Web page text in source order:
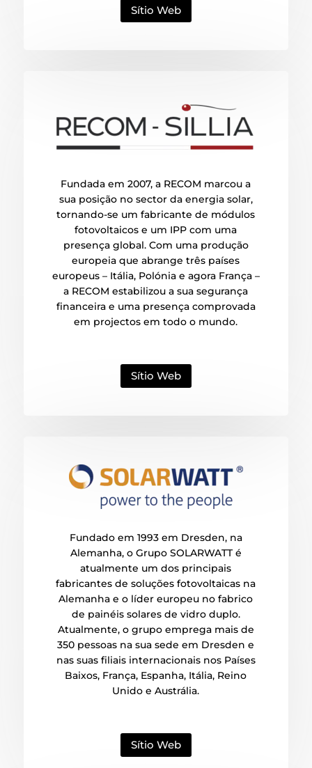
Sítio Web
Fundada em 2007, a RECOM marcou a
sua posição no sector da energia solar,
tornando-se um fabricante de módulos
fotovoltaicos e um IPP com uma
presença global. Com uma produção
europeia que abrange três países
europeus – Itália, Polónia e agora França –
a RECOM estabilizou a sua segurança
financeira e uma presença comprovada
em projectos em todo o mundo.
Sítio Web
Fundado em 1993 em Dresden, na
Alemanha, o Grupo SOLARWATT é
atualmente um dos principais
fabricantes de soluções fotovoltaicas na
Alemanha e o líder europeu no fabrico
de painéis solares de vidro duplo.
Atualmente, o grupo emprega mais de
350 pessoas na sua sede em Dresden e
nas suas filiais internacionais nos Países
Baixos, França, Espanha, Itália, Reino
Unido e Austrália.
Sítio Web